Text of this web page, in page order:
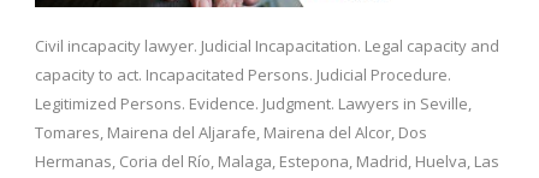
Civil incapacity lawyer. Judicial Incapacitation. Legal capacity and
capacity to act. Incapacitated Persons. Judicial Procedure.
Legitimized Persons. Evidence. Judgment. Lawyers in Seville,
Tomares, Mairena del Aljarafe, Mairena del Alcor, Dos
Hermanas, Coria del Río, Malaga, Estepona, Madrid, Huelva, Las